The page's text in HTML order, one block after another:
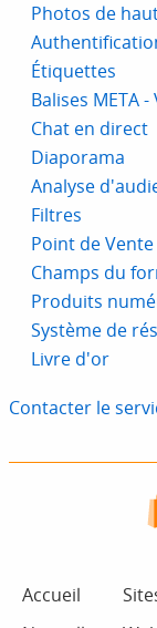
Photos de
Étiquettes
Balises META
Chat en direct
Diaporama
Analyse
Filtres
Point de Vente
Champs du
Produits
Système de
Livre d'or
Contacter le
Accueil